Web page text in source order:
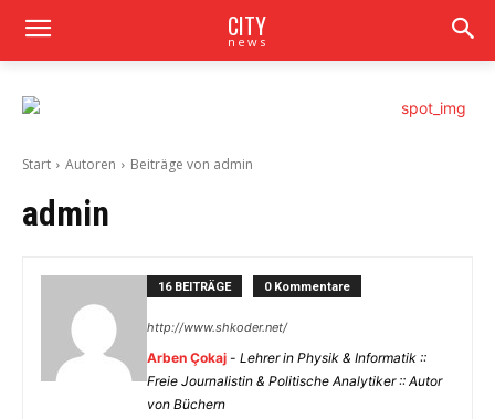
CITY
news
Start Autoren Beiträge von admin
admin
16 BEITRÄGE 0 Kommentare
http://www.shkoder.net/
Arben Çokaj - Lehrer in Physik & Informatik ::
Freie Journalistin & Politische Analytiker :: Autor
von Büchern